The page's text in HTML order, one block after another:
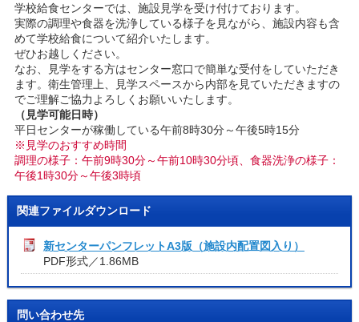
学校給食センターでは、施設見学を受け付けております。
実際の調理や食器を洗浄している様子を見ながら、施設内容も含
めて学校給食について紹介いたします。
ぜひお越しください。
なお、見学をする方はセンター窓口で簡単な受付をしていただき
ます。衛生管理上、見学スペースから内部を見ていただきますの
でご理解ご協力よろしくお願いいたします。
（見学可能日時）
平日センターが稼働している午前8時30分～午後5時15分
※見学のおすすめ時間
調理の様子：午前9時30分～午前10時30分頃、食器洗浄の様子：
午後1時30分～午後3時頃
関連ファイルダウンロード
新センターパンフレットA3版（施設内配置図入り）
PDF形式／1.86MB
問い合わせ先